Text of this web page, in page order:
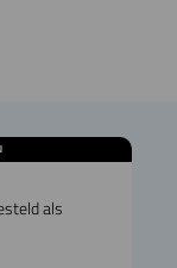
als